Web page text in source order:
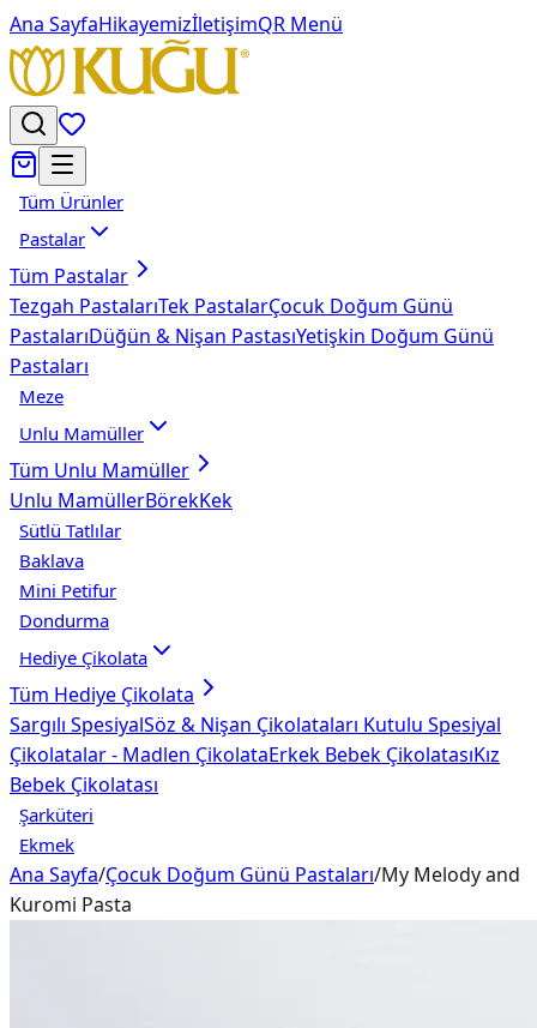
Ana SayfaHikayemizİletişimQR Menü
Tüm Ürünler
Pastalar
Tüm Pastalar
Tezgah PastalarıTek PastalarÇocuk Doğum Günü
PastalarıDüğün & Nişan PastasıYetişkin Doğum Günü
Pastaları
Meze
Unlu Mamüller
Tüm Unlu Mamüller
Unlu MamüllerBörekKek
Sütlü Tatlılar
Baklava
Mini Petifur
Dondurma
Hediye Çikolata
Tüm Hediye Çikolata
Sargılı SpesiyalSöz & Nişan Çikolataları Kutulu Spesiyal
Çikolatalar - Madlen ÇikolataErkek Bebek ÇikolatasıKız
Bebek Çikolatası
Şarküteri
Ekmek
Ana Sayfa/Çocuk Doğum Günü Pastaları/My Melody and
Kuromi Pasta